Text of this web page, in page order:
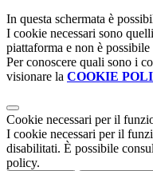
In questa schermata è
I cookie necessari sono
piattaforma e non è
Per conoscere quali sono i
visionare la COOKIE
Cookie necessari per il
I cookie necessari per il
disabilitati. È possibile
policy.